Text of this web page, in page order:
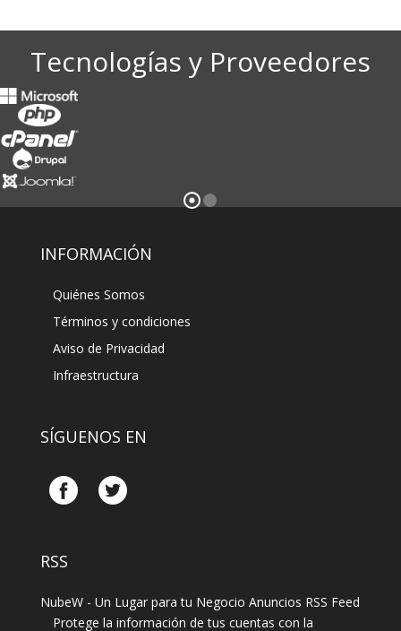
Tecnologías y Proveedores
INFORMACIÓN
Quiénes Somos
Términos y condiciones
Aviso de Privacidad
Infraestructura
SÍGUENOS EN
RSS
Protege la información de tus cuentas con la